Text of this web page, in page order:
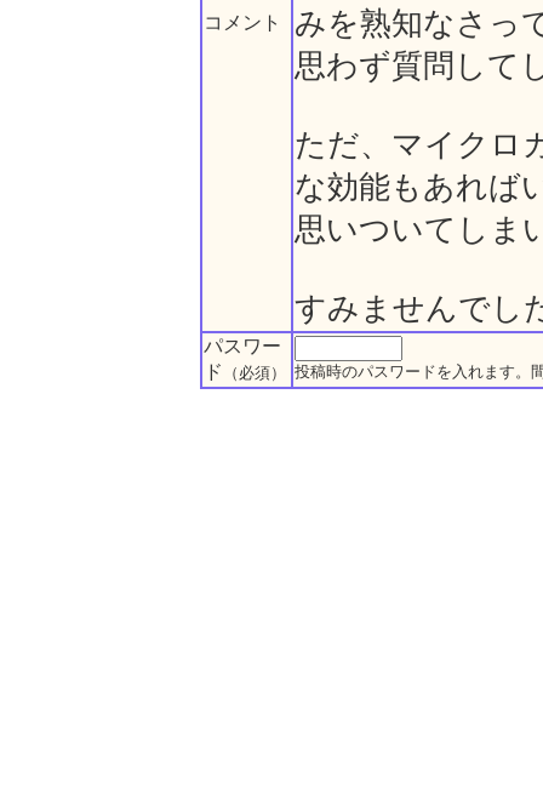
コメント
みを熟知なさっ
思わず質問して
ただ、マイクロ
な効能もあれば
思いついてしま
すみませんでし
パスワー
ド
（必須） 投稿時のパスワードを入れます。